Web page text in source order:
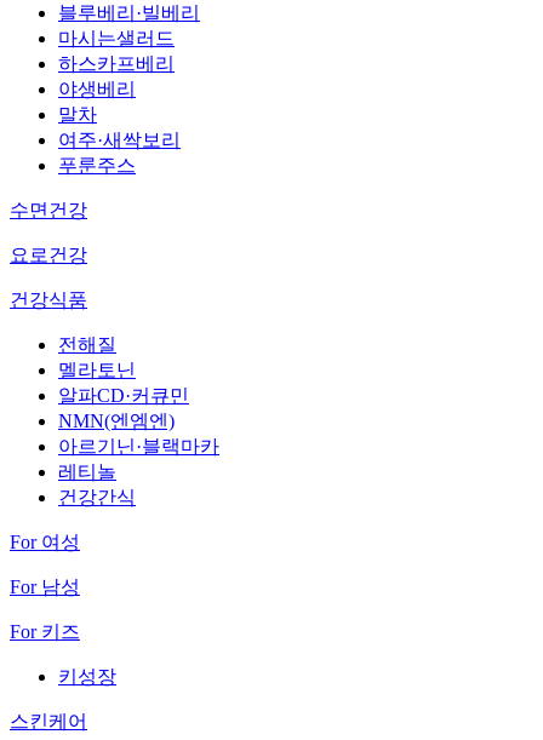
블루베리·빌베리
마시는샐러드
하스카프베리
야생베리
말차
여주·새싹보리
푸룬주스
수면건강
요로건강
건강식품
전해질
멜라토닌
알파CD·커큐민
NMN(엔엠엔)
아르기닌·블랙마카
레티놀
건강간식
For 여성
For 남성
For 키즈
키성장
스킨케어